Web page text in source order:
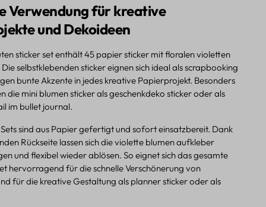
Verwendung für kreative
und Dekoideen
sticker set enthält 45 papier sticker mit floralen violetten
selbstklebenden sticker eignen sich ideal als scrapbooking
bunte Akzente in jedes kreative Papierprojekt. Besonders
die mini blumen sticker als geschenkdeko sticker oder als
im bullet journal.
sind aus Papier gefertigt und sofort einsatzbereit. Dank
Rückseite lassen sich die violette blumen aufkleber
und flexibel wieder ablösen. So eignet sich das gesamte
hervorragend für die schnelle Verschönerung von
für die kreative Gestaltung als planner sticker oder als